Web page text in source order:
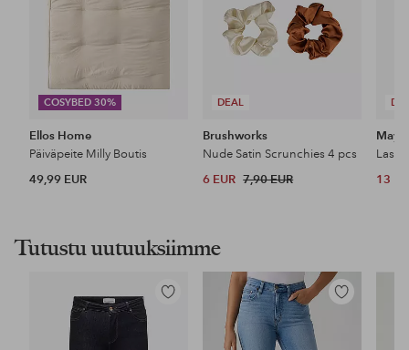
COSYBED 30%
Ellos Home
Päiväpeite Milly Boutis
49,99 EUR
DEAL
Brushworks
Nude Satin Scrunchies 4 pcs
6 EUR 7,90 EUR 13
Tutustu uutuuksiimme
Lisää
Lisää